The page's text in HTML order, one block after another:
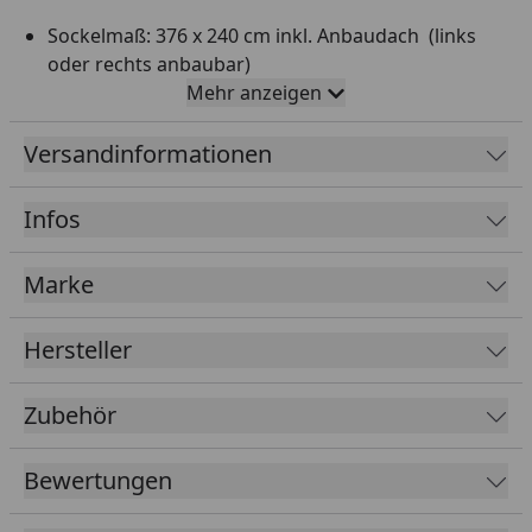
Sockelmaß: 376 x 240 cm inkl. Anbaudach (links
oder rechts anbaubar)
Gesamtmaß: 399 x 272 cm
Ausführung: anthrazit (RAL 7016)
feuerverzinktem Stahlblech, Materialstärke 0,55
mm
Mit 231 cm Höhe zählt es zu den größten Metall-
Gerätehäusern auf dem Markt
Große Tür, Abmessung 88 x 202 cm mit
Hohe Dachbelastbarkeit bis zu 150 kg/m² und
Eleganz und Funktionalität: Ein integriertes
Dachentwässerungssystem mit drei Fallrohren
Mehr anzeigen
Versandinformationen
Infos
Marke
Hersteller
Zubehör
Bewertungen